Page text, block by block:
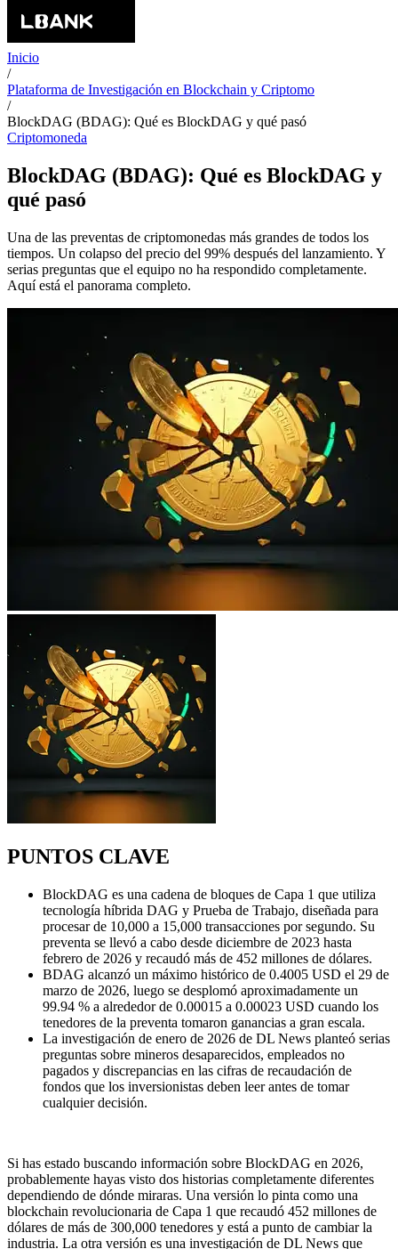
Inicio
/
Plataforma de Investigación en Blockchain y Criptomo
/
BlockDAG (BDAG): Qué es BlockDAG y qué pasó
Criptomoneda
BlockDAG (BDAG): Qué es BlockDAG y
qué pasó
Una de las preventas de criptomonedas más grandes de todos los
tiempos. Un colapso del precio del 99% después del lanzamiento. Y
serias preguntas que el equipo no ha respondido completamente.
Aquí está el panorama completo.
PUNTOS CLAVE
BlockDAG es una cadena de bloques de Capa 1 que utiliza
tecnología híbrida DAG y Prueba de Trabajo, diseñada para
procesar de 10,000 a 15,000 transacciones por segundo. Su
preventa se llevó a cabo desde diciembre de 2023 hasta
febrero de 2026 y recaudó más de 452 millones de dólares.
BDAG alcanzó un máximo histórico de 0.4005 USD el 29 de
marzo de 2026, luego se desplomó aproximadamente un
99.94 % a alrededor de 0.00015 a 0.00023 USD cuando los
tenedores de la preventa tomaron ganancias a gran escala.
La investigación de enero de 2026 de DL News planteó serias
preguntas sobre mineros desaparecidos, empleados no
pagados y discrepancias en las cifras de recaudación de
fondos que los inversionistas deben leer antes de tomar
cualquier decisión.
Si has estado buscando información sobre BlockDAG en 2026,
probablemente hayas visto dos historias completamente diferentes
dependiendo de dónde miraras. Una versión lo pinta como una
blockchain revolucionaria de Capa 1 que recaudó 452 millones de
dólares de más de 300,000 tenedores y está a punto de cambiar la
industria. La otra versión es una investigación de DL News que